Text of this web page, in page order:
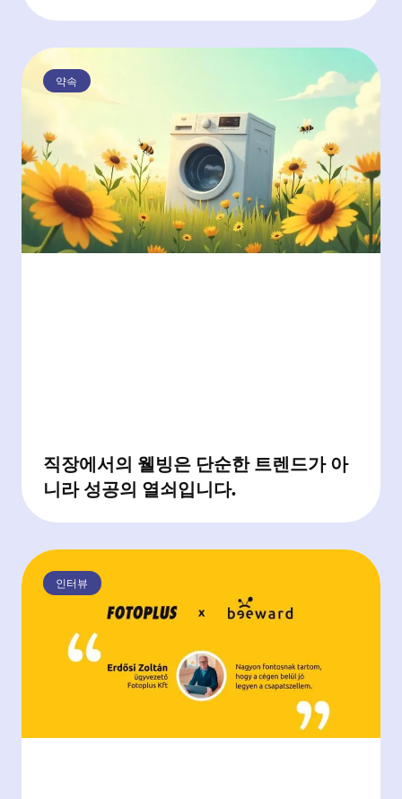
약속
직장에서의 웰빙은 단순한 트렌드가 아
니라 성공의 열쇠입니다.
인터뷰